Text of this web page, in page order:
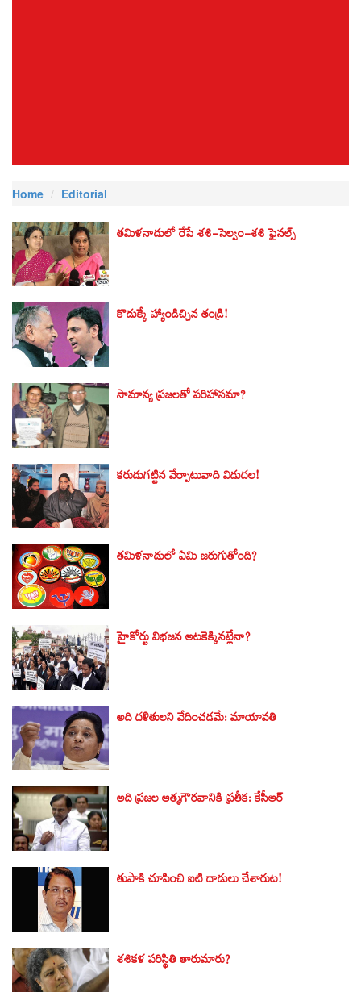
Home Editorial
తమిళనాడులో రేపే శశి-సెల్వం-శశి ఫైనల్స్
కొడుక్కే హ్యాండిచ్చిన తండ్రి!
సామాన్య ప్రజలతో పరిహాసమా?
కరుడుగట్టిన వేర్పాటువాది విడుదల!
తమిళనాడులో ఏమి జరుగుతోంది?
హైకోర్టు విభజన అటకెక్కినట్లేనా?
అది దళితులని వేదించడమే: మాయావతి
అది ప్రజల ఆత్మగౌరవానికి ప్రతీక: కేసీఆర్
తుపాకి చూపించి ఐటి దాడులు చేశారుట!
శశికళ పరిస్థితి తారుమారు?